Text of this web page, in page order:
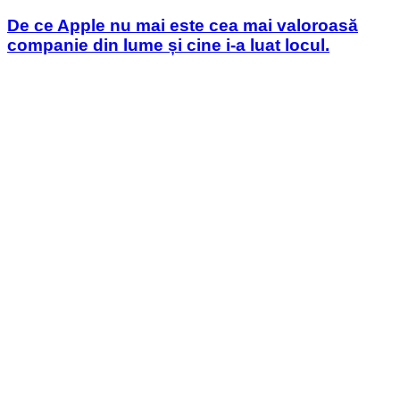
De ce Apple nu mai este cea mai valoroasă
companie din lume și cine i-a luat locul.